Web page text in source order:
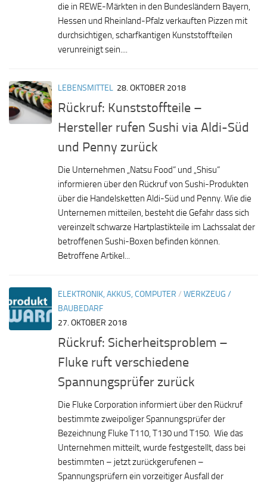
die in REWE-Märkten in den Bundesländern Bayern,
Hessen und Rheinland-Pfalz verkauften Pizzen mit
durchsichtigen, scharfkantigen Kunststoffteilen
verunreinigt sein....
LEBENSMITTEL 28. OKTOBER 2018
Rückruf: Kunststoffteile –
Hersteller rufen Sushi via Aldi-Süd
und Penny zurück
Die Unternehmen „Natsu Food“ und „Shisu“
informieren über den Rückruf von Sushi-Produkten
über die Handelsketten Aldi-Süd und Penny. Wie die
Unternemen mitteilen, besteht die Gefahr dass sich
vereinzelt schwarze Hartplastikteile im Lachssalat der
betroffenen Sushi-Boxen befinden können.
Betroffene Artikel...
ELEKTRONIK, AKKUS, COMPUTER / WERKZEUG /
BAUBEDARF
27. OKTOBER 2018
Rückruf: Sicherheitsproblem –
Fluke ruft verschiedene
Spannungsprüfer zurück
Die Fluke Corporation informiert über den Rückruf
bestimmte zweipoliger Spannungsprüfer der
Bezeichnung Fluke T110, T130 und T150. Wie das
Unternehmen mitteilt, wurde festgestellt, dass bei
bestimmten – jetzt zurückgerufenen –
Spannungsprüfern ein vorzeitiger Ausfall der